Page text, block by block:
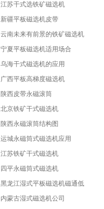
江苏干式选铁矿磁选机
新疆平板磁选机皮带
云南未来有前景的铁矿磁选机
宁夏平板磁选机适用场合
乌海干式磁选机的应用
广西平板高梯度磁选机
陕西皮带永磁滚筒
北京铁矿干式磁选机
陕西永磁滚筒结构图
运城永磁筒式磁选机应用
江苏铁矿干式磁选机
四平永磁筒式磁选机
黑龙江湿式平板磁选机磁通低
内蒙古湿式磁选机公司